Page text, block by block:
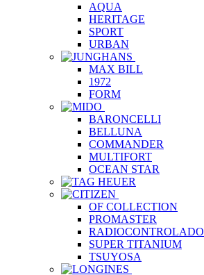
AQUA
HERITAGE
SPORT
URBAN
MAX BILL
1972
FORM
BARONCELLI
BELLUNA
COMMANDER
MULTIFORT
OCEAN STAR
OF COLLECTION
PROMASTER
RADIOCONTROLADO
SUPER TITANIUM
TSUYOSA